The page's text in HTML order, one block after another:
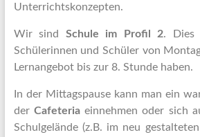
Unterrichtskonzepten.
Wir sind Schule im Profil 2. Dies
Schülerinnen und Schüler von
Lernangebot bis zur 8. Stunde haben.
In der Mittagspause kann man ein
der Cafeteriaeinnehmen oder sich
Schulgelände (z.B. im neu